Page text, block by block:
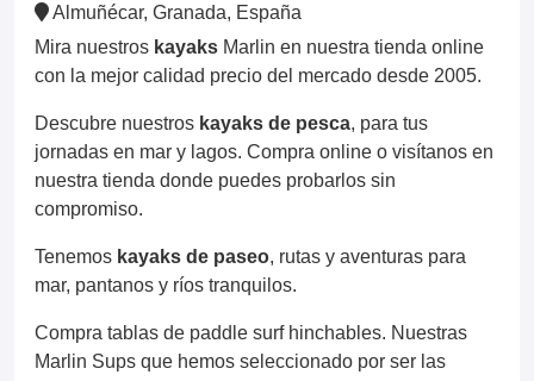
Almuñécar, Granada, España
Mira nuestros kayaks Marlin en nuestra tienda online
con la mejor calidad precio del mercado desde 2005.
Descubre nuestros kayaks de pesca, para tus
jornadas en mar y lagos. Compra online o visítanos en
nuestra tienda donde puedes probarlos sin
compromiso.
Tenemos kayaks de paseo, rutas y aventuras para
mar, pantanos y ríos tranquilos.
Compra tablas de paddle surf hinchables. Nuestras
Marlin Sups que hemos seleccionado por ser las